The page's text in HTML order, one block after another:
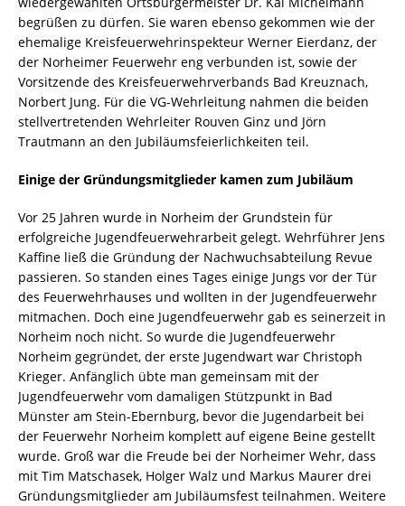
begrüßen zu dürfen. Sie waren ebenso gekommen wie der
ehemalige Kreisfeuerwehrinspekteur Werner Eierdanz, der
der Norheimer Feuerwehr eng verbunden ist, sowie der
Vorsitzende des Kreisfeuerwehrverbands Bad Kreuznach,
Norbert Jung. Für die VG-Wehrleitung nahmen die beiden
stellvertretenden Wehrleiter Rouven Ginz und Jörn
Trautmann an den Jubiläumsfeierlichkeiten teil.
Einige der Gründungsmitglieder kamen zum Jubiläum
Vor 25 Jahren wurde in Norheim der Grundstein für
erfolgreiche Jugendfeuerwehrarbeit gelegt. Wehrführer Jens
Kaffine ließ die Gründung der Nachwuchsabteilung Revue
passieren. So standen eines Tages einige Jungs vor der Tür
des Feuerwehrhauses und wollten in der Jugendfeuerwehr
mitmachen. Doch eine Jugendfeuerwehr gab es seinerzeit in
Norheim noch nicht. So wurde die Jugendfeuerwehr
Norheim gegründet, der erste Jugendwart war Christoph
Krieger. Anfänglich übte man gemeinsam mit der
Jugendfeuerwehr vom damaligen Stützpunkt in Bad
Münster am Stein-Ebernburg, bevor die Jugendarbeit bei
der Feuerwehr Norheim komplett auf eigene Beine gestellt
wurde. Groß war die Freude bei der Norheimer Wehr, dass
mit Tim Matschasek, Holger Walz und Markus Maurer drei
Gründungsmitglieder am Jubiläumsfest teilnahmen. Weitere